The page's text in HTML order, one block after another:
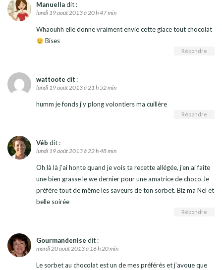
Manuelladit :
lundi 19 août 2013 à 20 h 47 min
Whaouhh elle donne vraiment envie cette glace tout chocolat
Bises
Répondre
wattoote dit :
lundi 19 août 2013 à 21 h 52 min
humm je fonds j’y plong volontiers ma cuillère
Répondre
Véb dit :
lundi 19 août 2013 à 22 h 48 min
Oh là là j’ai honte quand je vois ta recette allégée, j’en ai faite
une bien grasse le we dernier pour une amatrice de choco.Je
préfère tout de même les saveurs de ton sorbet. Biz ma Nel et
belle soirée
Répondre
Gourmandenise dit :
mardi 20 août 2013 à 16 h 20 min
Le sorbet au chocolat est un de mes préférés et j’avoue que